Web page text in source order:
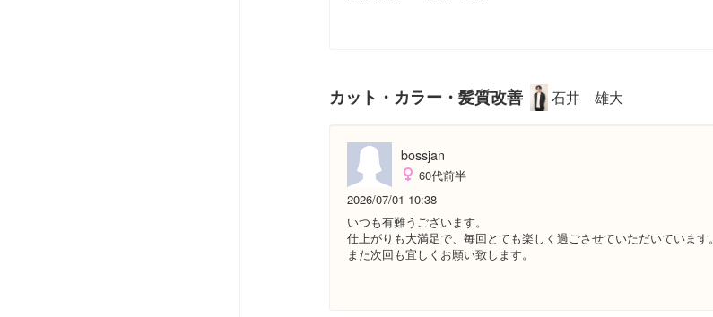
カット・カラー・髪質改善 石井 雄大
bossjan
60代前半
2026/07/01 10:38
いつも有難うございます。
仕上がりも大満足で、毎回とても楽しく過ごさせていただいています。
また次回も宜しくお願い致します。